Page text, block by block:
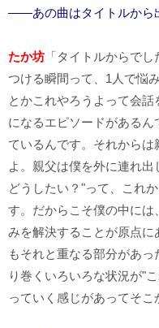
――あの曲はタイトルから
たか坊 「タイトルからで
つける瞬間って、1人で悩
とかこれやろうよって会
になるエピソードがある
ているんです。それから
よ。親父は僕を外に連れ
どうしたい？"って、これ
す。だからこそ僕の中に
みを解決することが原点
もそれと重なる部分があ
り巻くいろいろな状況が"
っていく感じがあってそこ